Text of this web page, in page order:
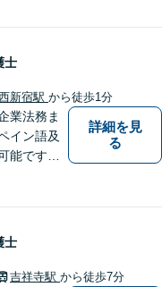
ります。
進めるよ
力になり
士
新宿駅 から徒歩1分
業法務ま
イン語及
能です。
詳細を見
る
士
吉祥寺駅 から徒歩7分